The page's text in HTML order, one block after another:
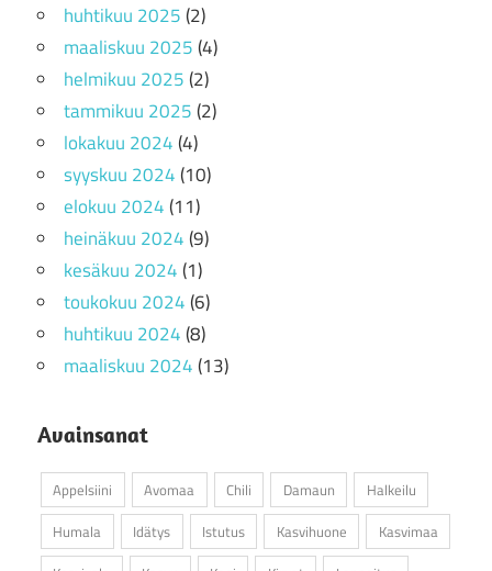
huhtikuu 2025(2)
maaliskuu 2025(4)
helmikuu 2025(2)
tammikuu 2025(2)
lokakuu 2024(4)
syyskuu 2024(10)
elokuu 2024(11)
heinäkuu 2024(9)
kesäkuu 2024(1)
toukokuu 2024(6)
huhtikuu 2024(8)
maaliskuu 2024(13)
Avainsanat
Appelsiini Avomaa Chili Damaun
Halkeilu
Humala
Idätys Istutus Kasvihuone
Kasvimaa